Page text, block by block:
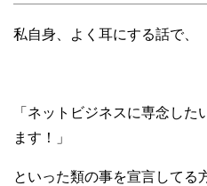
私自身、よく耳にする話で、
「ネットビジネスに専念し
ます！」
といった類の事を宣言してる